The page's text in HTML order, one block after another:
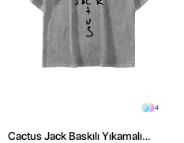
4
Cactus Jack Baskılı Yıkamalı